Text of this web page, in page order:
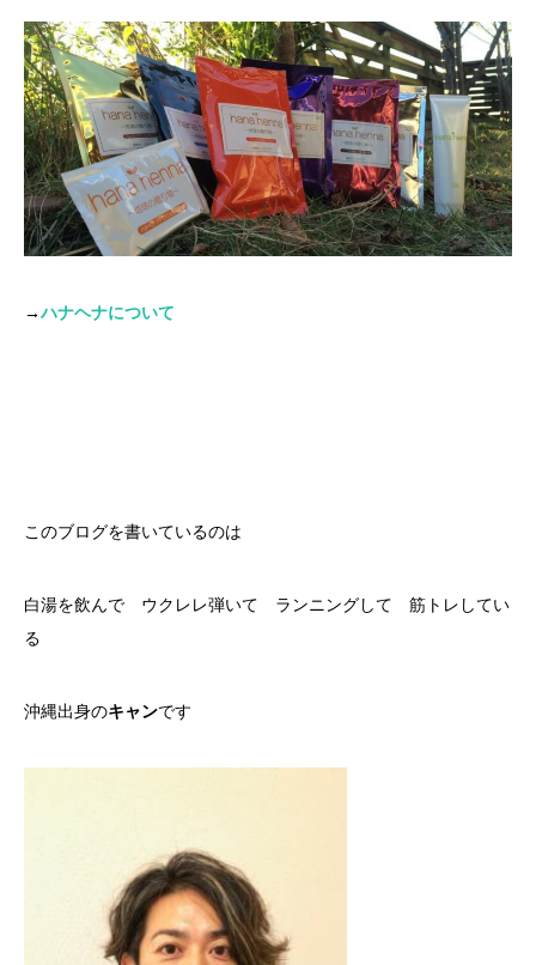
→ハナヘナについて
このブログを書いているのは
白湯を飲んで ウクレレ弾いて ランニングして 筋トレしてい
る
沖縄出身のキャンです